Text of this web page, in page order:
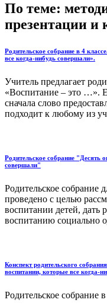
По теме:
презентации и
Родительское собрание в 4
все когда-нибудь совершали».
Учитель предлагает
«Воспитание – это …».
сначала слово
подходит к любому из
Родительское собрание "Десять
совершали"
Родительское собрание
проведено с целью
воспитании детей, дать
воспитанию социально
Конспект родительского
воспитании, которые все когда-
Родительское собрание